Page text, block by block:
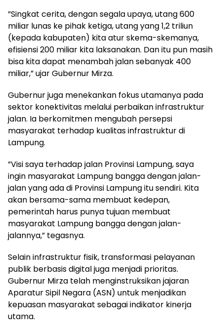
​”Singkat cerita, dengan segala upaya, utang 600
miliar lunas ke pihak ketiga, utang yang 1,2 triliun
(kepada kabupaten) kita atur skema-skemanya,
efisiensi 200 miliar kita laksanakan. Dan itu pun masih
bisa kita dapat menambah jalan sebanyak 400
miliar,” ujar Gubernur Mirza.
​Gubernur juga menekankan fokus utamanya pada
sektor konektivitas melalui perbaikan infrastruktur
jalan. Ia berkomitmen mengubah persepsi
masyarakat terhadap kualitas infrastruktur di
Lampung.
​”Visi saya terhadap jalan Provinsi Lampung, saya
ingin masyarakat Lampung bangga dengan jalan-
jalan yang ada di Provinsi Lampung itu sendiri. Kita
akan bersama-sama membuat kedepan,
pemerintah harus punya tujuan membuat
masyarakat Lampung bangga dengan jalan-
jalannya,” tegasnya.
​Selain infrastruktur fisik, transformasi pelayanan
publik berbasis digital juga menjadi prioritas.
Gubernur Mirza telah menginstruksikan jajaran
Aparatur Sipil Negara (ASN) untuk menjadikan
kepuasan masyarakat sebagai indikator kinerja
utama.